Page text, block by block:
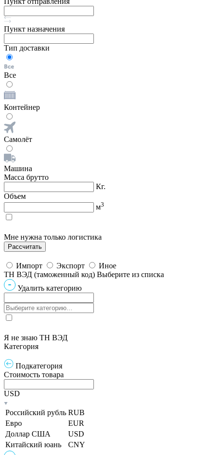
Пункт назначения
Тип доставки
Все
Контейнер
Самолёт
Машина
Масса брутто
Кг.
Объем
м3
Мне нужна только логистика
Импорт Экспорт
Иное
ТН ВЭД (таможенный код) Выберите из списка
Удалить категорию
Я не знаю ТН ВЭД
Категория
Подкатегория
Стоимость товара
USD
Российский рубль RUB
Евро
EUR
Доллар США
USD
Китайский юань
CNY